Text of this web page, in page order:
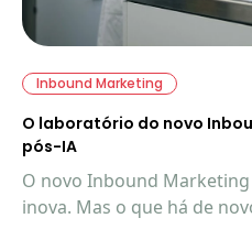
Inbound Marketing
O laboratório do novo
pós-IA
O novo Inbound
inova. Mas o que há de